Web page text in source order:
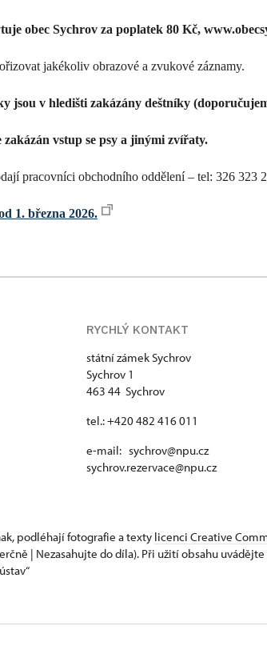
obec Sychrov za poplatek 80 Kč,
jakékoliv obrazové a zvukové záznamy.
jsou v hledišti zakázány deštníky
vstup se psy a jinými zvířaty.
pracovníci obchodního oddělení – tel: 326 323
1. března 2026.
RYCHLÝ KONTAKT
státní zámek Sychrov
Sychrov 1
463 44 Sychrov
tel.: +420 482 416 011
e-mail: sychrov@npu.cz
sychrov.rezervace@npu.cz
podléhají fotografie a texty licenci Creative
| Nezasahujte do díla). Při užití obsahu